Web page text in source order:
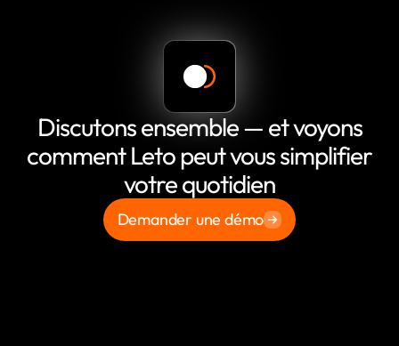
Discutons ensemble — et voyons
comment Leto peut vous simplifier
votre quotidien
Demander une démo